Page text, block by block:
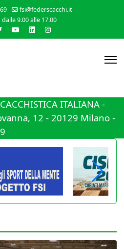
fsi@federscacchi.it
9.00 alle 17.00
ITALIANA -
12 - 20129 Milano -